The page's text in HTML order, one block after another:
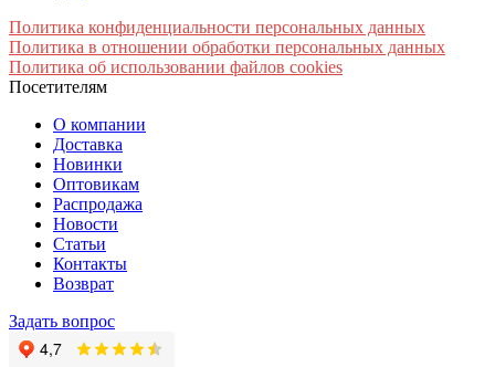
Политика конфиденциальности персональных данных
Политика в отношении обработки персональных данных
Политика об использовании файлов cookies
Посетителям
О компании
Доставка
Новинки
Оптовикам
Распродажа
Новости
Статьи
Контакты
Возврат
Задать вопрос